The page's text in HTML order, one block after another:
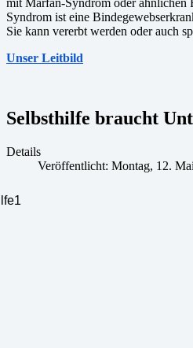
Syndrom ist eine
Sie kann vererbt werden oder auch
Unser Leitbild
Selbsthilfe braucht
Details
Veröffentlicht: Montag, 12.